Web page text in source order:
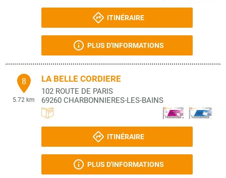
ITINÉRAIRE
PLUS D'INFORMATIONS
8
5.72 km
LA BELLE CORDIERE
102 ROUTE DE PARIS
69260 CHARBONNIERES-LES-BAINS
ITINÉRAIRE
PLUS D'INFORMATIONS